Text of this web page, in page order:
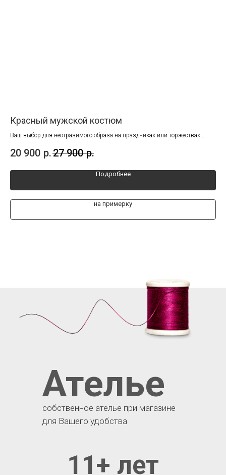
Красный мужской костюм
Ваш выбор для неотразимого образа на праздниках или торжествах.
20 900 р.27 900 р.
Подробнее
на примерку
11+ лет
Ателье
собственное ателье при магазине
для Вашего удобства